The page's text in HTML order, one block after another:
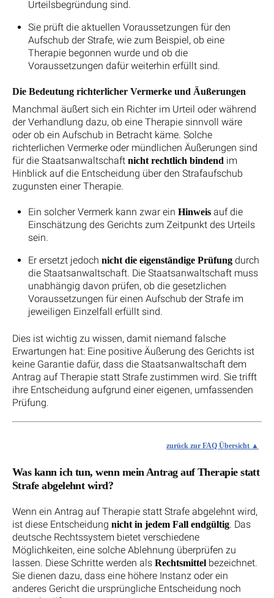
Urteilsbegründung sind.
Sie prüft die aktuellen Voraussetzungen für den
Aufschub der Strafe, wie zum Beispiel, ob eine
Therapie begonnen wurde und ob die
Voraussetzungen dafür weiterhin erfüllt sind.
Die Bedeutung richterlicher Vermerke und Äußerungen
Manchmal äußert sich ein Richter im Urteil oder während
der Verhandlung dazu, ob eine Therapie sinnvoll wäre
oder ob ein Aufschub in Betracht käme. Solche
richterlichen Vermerke oder mündlichen Äußerungen sind
für die Staatsanwaltschaft nicht rechtlich bindend im
Hinblick auf die Entscheidung über den Strafaufschub
zugunsten einer Therapie.
Ein solcher Vermerk kann zwar ein Hinweisauf die
Einschätzung des Gerichts zum Zeitpunkt des Urteils
sein.
Er ersetzt jedoch nicht die eigenständige Prüfungdurch
die Staatsanwaltschaft. Die Staatsanwaltschaft muss
unabhängig davon prüfen, ob die gesetzlichen
Voraussetzungen für einen Aufschub der Strafe im
jeweiligen Einzelfall erfüllt sind.
Dies ist wichtig zu wissen, damit niemand falsche
Erwartungen hat: Eine positive Äußerung des Gerichts ist
keine Garantie dafür, dass die Staatsanwaltschaft dem
Antrag auf Therapie statt Strafe zustimmen wird. Sie trifft
ihre Entscheidung aufgrund einer eigenen, umfassenden
Prüfung.
zurück zur FAQ Übersicht
Was kann ich tun, wenn mein Antrag auf Therapie statt
Strafe abgelehnt wird?
Wenn ein Antrag auf Therapie statt Strafe abgelehnt wird,
ist diese Entscheidung nicht in jedem Fall endgültig. Das
deutsche Rechtssystem bietet verschiedene
Möglichkeiten, eine solche Ablehnung überprüfen zu
lassen. Diese Schritte werden als Rechtsmittel bezeichnet.
Sie dienen dazu, dass eine höhere Instanz oder ein
anderes Gericht die ursprüngliche Entscheidung noch